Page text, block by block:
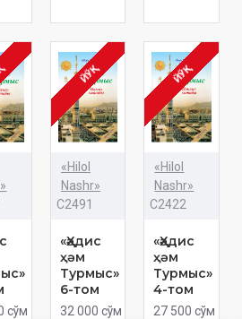
сўм
ЙЎҚ
«Hilol
Nashr»
C2491
«Ҳәдис
ҳәм
Турмыс»
6-том
32 000 сўм
ЙЎҚ
«Hilol
Nashr»
C2422
«Ҳәдис
ҳәм
Турмыс»
4-том
27 500 сўм